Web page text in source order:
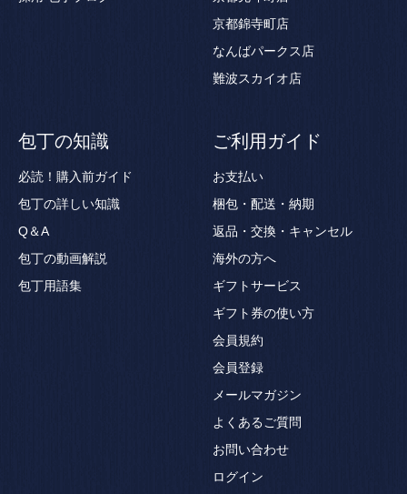
京都錦寺町店
なんばパークス店
難波スカイオ店
包丁の知識
必読！購入前ガイド
包丁の詳しい知識
Q＆A
包丁の動画解説
包丁用語集
ご利用ガイド
お支払い
梱包・配送・納期
返品・交換・キャンセル
海外の方へ
ギフトサービス
ギフト券の使い方
会員規約
会員登録
メールマガジン
よくあるご質問
お問い合わせ
ログイン